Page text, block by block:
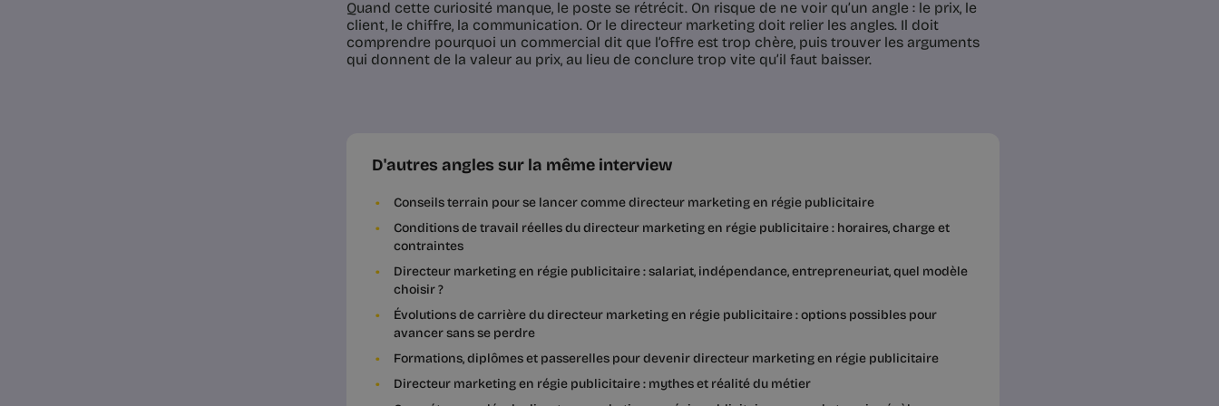
Quand cette curiosité manque, le poste se rétrécit. On risque de ne voir qu’un angle : le prix, le
client, le chiffre, la communication. Or le directeur marketing doit relier les angles. Il doit
comprendre pourquoi un commercial dit que l’offre est trop chère, puis trouver les arguments
qui donnent de la valeur au prix, au lieu de conclure trop vite qu’il faut baisser.
D'autres angles sur la même interview
Conseils terrain pour se lancer comme directeur marketing en régie publicitaire
Conditions de travail réelles du directeur marketing en régie publicitaire : horaires, charge et
contraintes
Directeur marketing en régie publicitaire : salariat, indépendance, entrepreneuriat, quel modèle
choisir ?
Évolutions de carrière du directeur marketing en régie publicitaire : options possibles pour
avancer sans se perdre
Formations, diplômes et passerelles pour devenir directeur marketing en régie publicitaire
Directeur marketing en régie publicitaire : mythes et réalité du métier